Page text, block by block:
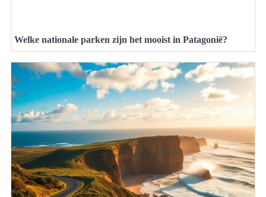
Welke nationale parken zijn het mooist in Patagonië?